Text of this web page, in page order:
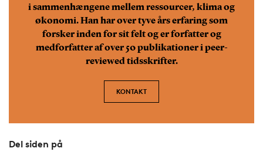
i sammenhængene mellem ressourcer, klima og
økonomi. Han har over tyve års erfaring som
forsker inden for sit felt og er forfatter og
medforfatter af over 50 publikationer i peer-
reviewed tidsskrifter.
KONTAKT
Del siden på